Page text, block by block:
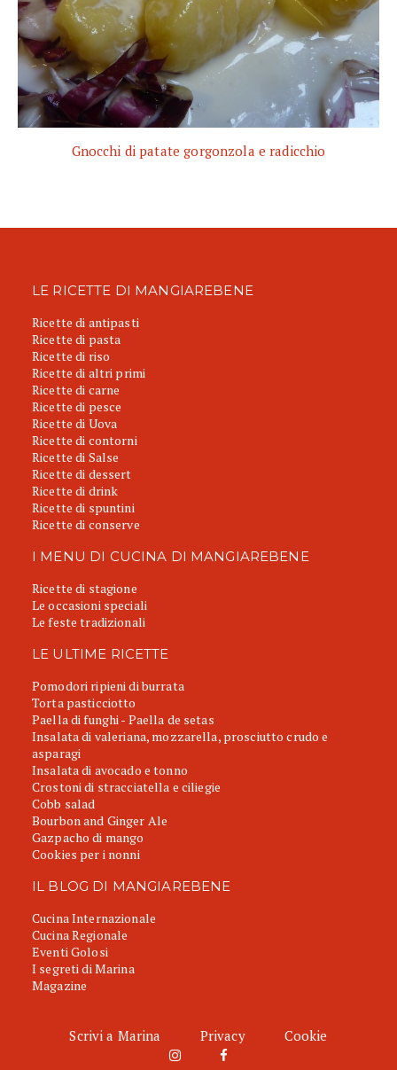
Gnocchi di patate gorgonzola e radicchio
LE RICETTE DI MANGIAREBENE
Ricette di antipasti
Ricette di pasta
Ricette di riso
Ricette di altri primi
Ricette di carne
Ricette di pesce
Ricette di Uova
Ricette di contorni
Ricette di Salse
Ricette di dessert
Ricette di drink
Ricette di spuntini
Ricette di conserve
I MENU DI CUCINA DI MANGIAREBENE
Ricette di stagione
Le occasioni speciali
Le feste tradizionali
LE ULTIME RICETTE
Pomodori ripieni di burrata
Torta pasticciotto
Paella di funghi - Paella de setas
Insalata di valeriana, mozzarella, prosciutto crudo e
asparagi
Insalata di avocado e tonno
Crostoni di stracciatella e ciliegie
Cobb salad
Bourbon and Ginger Ale
Gazpacho di mango
Cookies per i nonni
IL BLOG DI MANGIAREBENE
Cucina Internazionale
Cucina Regionale
Eventi Golosi
I segreti di Marina
Magazine
Scrivi a Marina Privacy Cookie